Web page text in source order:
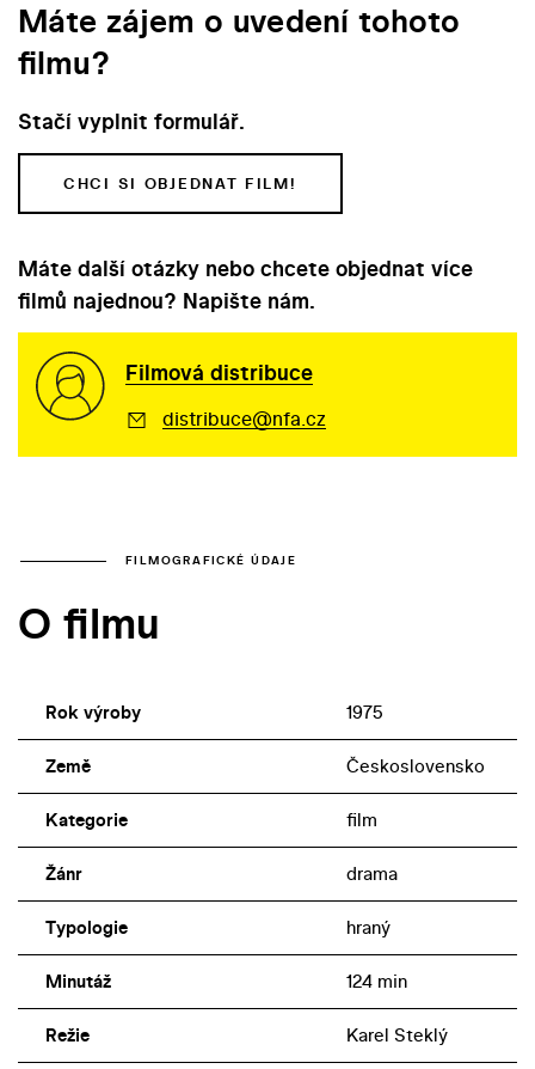
Máte zájem o uvedení tohoto
filmu?
Stačí vyplnit formulář.
CHCI SI OBJEDNAT FILM!
Máte další otázky nebo chcete objednat více
filmů najednou? Napište nám.
Filmová distribuce
distribuce@nfa.cz
FILMOGRAFICKÉ ÚDAJE
O filmu
Rok výroby 1975
Země Československo
Kategorie film
Žánr drama
Typologie hraný
Minutáž 124 min
Režie Karel Steklý